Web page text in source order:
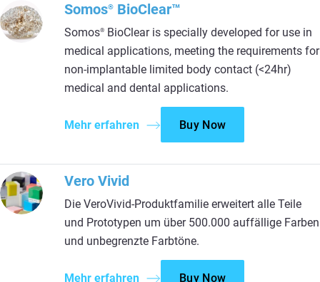
Somos® BioClear™
Somos® BioClear is specially developed for use in
medical applications, meeting the requirements for
non-implantable limited body contact (<24hr)
medical and dental applications.
Mehr erfahren Buy Now
Vero Vivid
Die VeroVivid-Produktfamilie erweitert alle Teile
und Prototypen um über 500.000 auffällige Farben
und unbegrenzte Farbtöne.
Mehr erfahren Buy Now